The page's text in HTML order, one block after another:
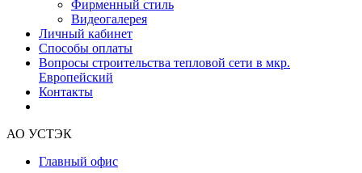
Фирменный стиль
Видеогалерея
Личный кабинет
Способы оплаты
Вопросы строительства тепловой сети в мкр.
Европейский
Контакты
АО УСТЭК
Главный офис